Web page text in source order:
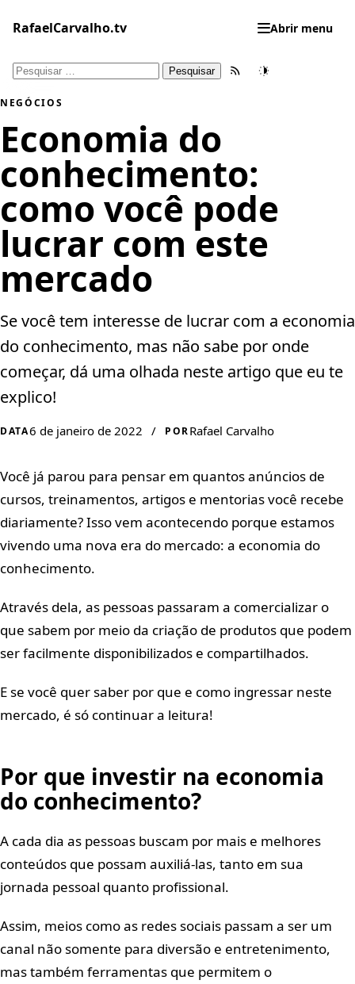
para
conteúdo
RafaelCarvalho.tv Abrir menu
Pesquisar
Feed RSSTema
NEGÓCIOS
Economia do
conhecimento:
como você pode
lucrar com este
mercado
Se você tem interesse de lucrar com a economia
do conhecimento, mas não sabe por onde
começar, dá uma olhada neste artigo que eu te
explico!
DATA6 de janeiro de 2022 / PORRafael Carvalho
Você já parou para pensar em quantos anúncios de
cursos, treinamentos, artigos e mentorias você recebe
diariamente? Isso vem acontecendo porque estamos
vivendo uma nova era do mercado: a economia do
conhecimento.
Através dela, as pessoas passaram a comercializar o
que sabem por meio da criação de produtos que podem
ser facilmente disponibilizados e compartilhados.
E se você quer saber por que e como ingressar neste
mercado, é só continuar a leitura!
Por que investir na economia
do conhecimento?
A cada dia as pessoas buscam por mais e melhores
conteúdos que possam auxiliá-las, tanto em sua
jornada pessoal quanto profissional.
Assim, meios como as redes sociais passam a ser um
canal não somente para diversão e entretenimento,
mas também ferramentas que permitem o